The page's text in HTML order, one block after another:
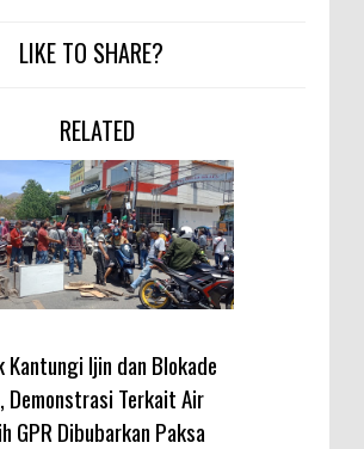
Diamankan Bersama 23 Poket
SIGAPUAN dan Ikhtiar Kota Bima
Menjemput Korban Kekerasan
LIKE TO SHARE?
RELATED
Kantungi Ijin dan Blokade
Demonstrasi Terkait Air
GPR Dibubarkan Paksa